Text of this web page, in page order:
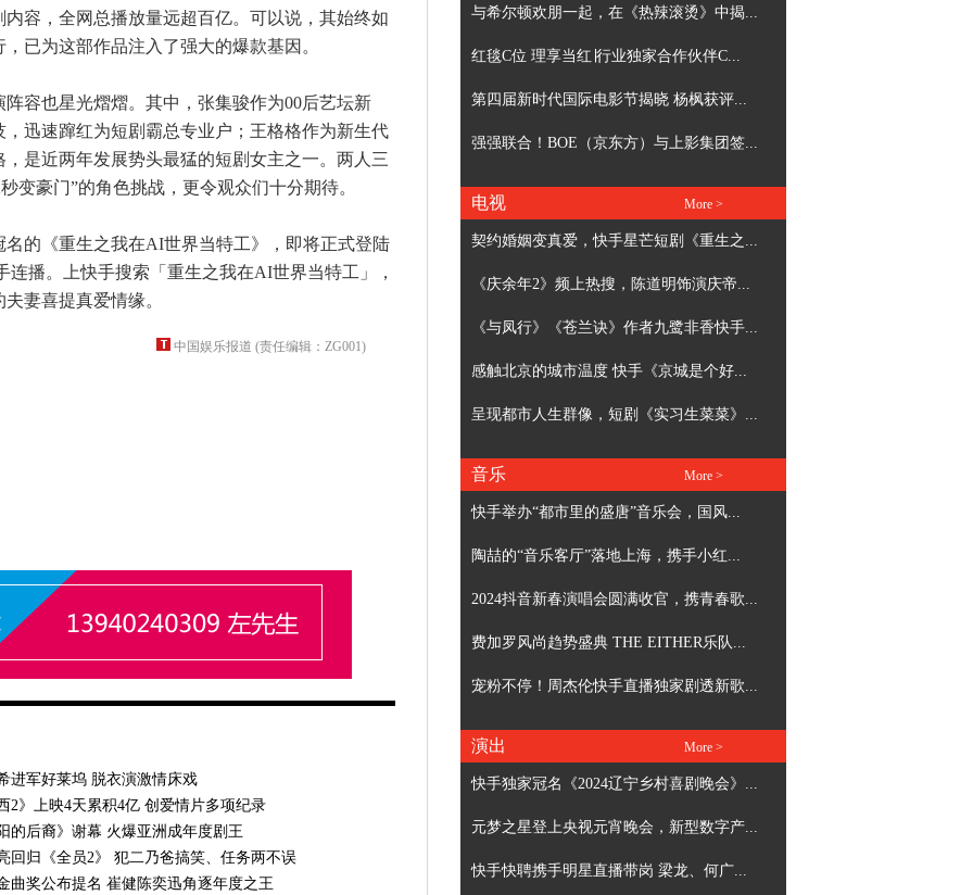
容，全网总播放量远超百亿。可以说，其始终如
已为这部作品注入了强大的爆款基因。
也星光熠熠。其中，张集骏作为00后艺坛新
迅速蹿红为短剧霸总专业户；王格格作为新生代
是近两年发展势头最猛的短剧女主之一。两人三
变豪门”的角色挑战，更令观众们十分期待。
《重生之我在AI世界当特工》，即将正式登陆
连播。上快手搜索「重生之我在AI世界当特工」，
妻喜提真爱情缘。
中国娱乐报道 (责任编辑：ZG001)
与希尔顿欢朋一起，在《热辣滚烫》中揭...
红毯C位 理享当红∣行业独家合作伙伴C...
第四届新时代国际电影节揭晓 杨枫获评...
强强联合！BOE（京东方）与上影集团签...
电视 More >
契约婚姻变真爱，快手星芒短剧《重生之...
《庆余年2》频上热搜，陈道明饰演庆帝...
《与凤行》《苍兰诀》作者九鹭非香快手...
感触北京的城市温度 快手《京城是个好...
呈现都市人生群像，短剧《实习生菜菜》...
音乐 More >
快手举办“都市里的盛唐”音乐会，国风...
陶喆的“音乐客厅”落地上海，携手小红...
2024抖音新春演唱会圆满收官，携青春歌...
费加罗风尚趋势盛典 THE EITHER乐队...
宠粉不停！周杰伦快手直播独家剧透新歌...
演出 More >
快手独家冠名《2024辽宁乡村喜剧晚会》...
元梦之星登上央视元宵晚会，新型数字产...
快手快聘携手明星直播带岗 梁龙、何广...